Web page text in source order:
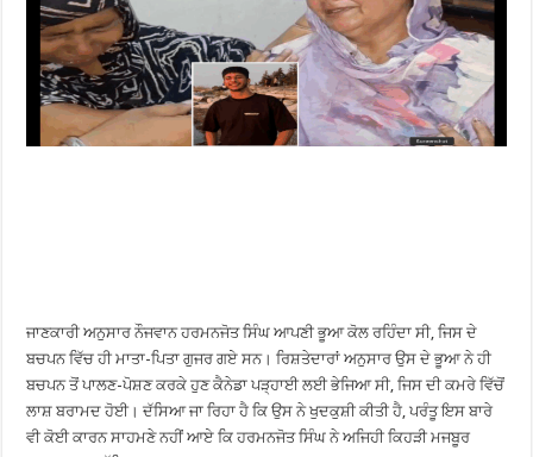
ਜਾਣਕਾਰੀ ਅਨੁਸਾਰ ਨੌਜਵਾਨ ਹਰਮਨਜੋਤ ਸਿੰਘ ਆਪਣੀ ਭੂਆ ਕੋਲ ਰਹਿੰਦਾ ਸੀ, ਜਿਸ ਦੇ
ਬਚਪਨ ਵਿੱਚ ਹੀ ਮਾਤਾ-ਪਿਤਾ ਗੁਜਰ ਗਏ ਸਨ। ਰਿਸ਼ਤੇਦਾਰਾਂ ਅਨੁਸਾਰ ਉਸ ਦੇ ਭੂਆ ਨੇ ਹੀ
ਬਚਪਨ ਤੋਂ ਪਾਲਣ-ਪੋਸ਼ਣ ਕਰਕੇ ਹੁਣ ਕੈਨੇਡਾ ਪੜ੍ਹਾਈ ਲਈ ਭੇਜਿਆ ਸੀ, ਜਿਸ ਦੀ ਕਮਰੇ ਵਿੱਚੋਂ
ਲਾਸ਼ ਬਰਾਮਦ ਹੋਈ। ਦੱਸਿਆ ਜਾ ਰਿਹਾ ਹੈ ਕਿ ਉਸ ਨੇ ਖੁਦਕੁਸ਼ੀ ਕੀਤੀ ਹੈ, ਪਰੰਤੂ ਇਸ ਬਾਰੇ
ਵੀ ਕੋਈ ਕਾਰਨ ਸਾਹਮਣੇ ਨਹੀਂ ਆਏ ਕਿ ਹਰਮਨਜੋਤ ਸਿੰਘ ਨੇ ਅਜਿਹੀ ਕਿਹੜੀ ਮਜਬੂਰ